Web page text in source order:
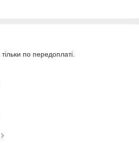
по передоплаті.